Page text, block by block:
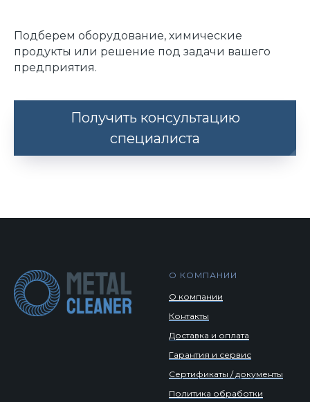
Подберем оборудование, химические
продукты или решение под задачи вашего
предприятия.
Получить консультацию
специалиста
О КОМПАНИИ
О компании
Контакты
Доставка и оплата
Гарантия и сервис
Сертификаты / документы
Политика обработки